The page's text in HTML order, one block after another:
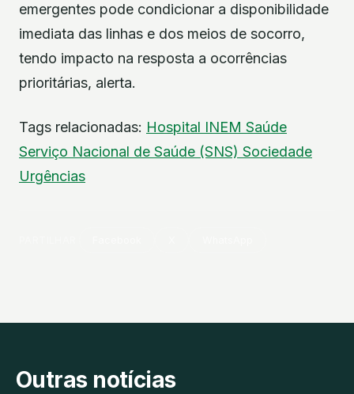
emergentes pode condicionar a disponibilidade
imediata das linhas e dos meios de socorro,
tendo impacto na resposta a ocorrências
prioritárias, alerta.
Tags relacionadas: Hospital INEM Saúde
Serviço Nacional de Saúde (SNS) Sociedade
Urgências
Outras notícias